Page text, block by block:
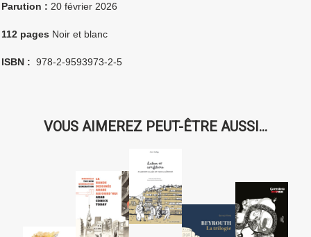
Parution : 20 février 2026
112 pages Noir et blanc
ISBN : 978-2-9593973-2-5
VOUS AIMEREZ PEUT-ÊTRE AUSSI…